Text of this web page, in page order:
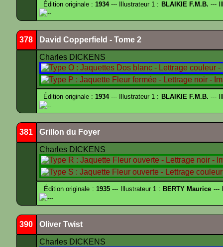
Édition originale :1934--- Illustrateur 1 : BLAIKIE F.M.B. ---
--
378 David Copperfield - Tome 2
Charles DICKENS
Édition originale :1934--- Illustrateur 1 : BLAIKIE F.M.B. ---
--
381 Grillon du Foyer
Charles DICKENS
Édition originale : 1935--- Illustrateur 1 : BERTY Maurice ---
---
390 Oliver Twist
Charles DICKENS